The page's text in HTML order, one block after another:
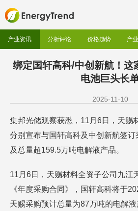
产业资讯 分析评论 价格趋势 产
绑定国轩高科/中创新航！这
电池巨头长
2025-11-10
集邦光储观察获悉，11月6日，天赐
分别宣布与国轩高科及中创新航签
及总量超159.5万吨电解液产品。
11月6日，天赐材料全资子公司九江
《年度采购合同》，国轩高科将于
天赐采购预计总量为87万吨的电解液